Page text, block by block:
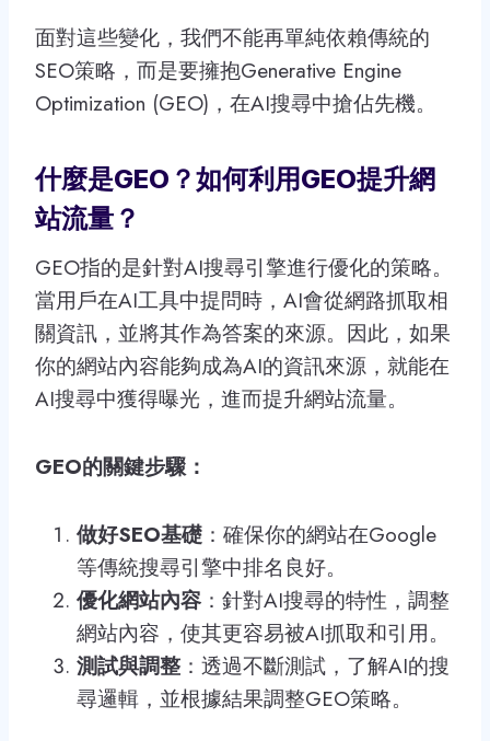
面對這些變化，我們不能再單純依賴傳統的
SEO策略，而是要擁抱Generative Engine
Optimization (GEO)，在AI搜尋中搶佔先機。
什麼是GEO？如何利用GEO提升網
站流量？
GEO指的是針對AI搜尋引擎進行優化的策略。
當用戶在AI工具中提問時，AI會從網路抓取相
關資訊，並將其作為答案的來源。因此，如果
你的網站內容能夠成為AI的資訊來源，就能在
AI搜尋中獲得曝光，進而提升網站流量。
GEO的關鍵步驟：
做好SEO基礎 ：確保你的網站在Google
等傳統搜尋引擎中排名良好。
優化網站內容 ：針對AI搜尋的特性，調整
網站內容，使其更容易被AI抓取和引用。
測試與調整 ：透過不斷測試，了解AI的搜
尋邏輯，並根據結果調整GEO策略。